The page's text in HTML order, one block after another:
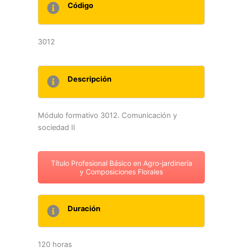
Código
3012
Descripción
Módulo formativo 3012. Comunicación y
sociedad II
Título Profesional Básico en Agro-jardinería
y Composiciones Florales
Duración
120 horas